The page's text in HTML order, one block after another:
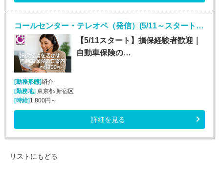
コールセンター・テレオペ（発信）(5/11～スタート！安定して長期で働ける！)
【5/11スタート】損保経験者歓迎｜
自動車保険の…
[勤務形態]紹介
[勤務地]東京都 新宿区
[時給]1,800円～
詳細を見る
リストにもどる